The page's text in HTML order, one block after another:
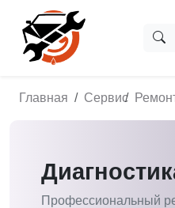
Главная Сервис
Профессиональный